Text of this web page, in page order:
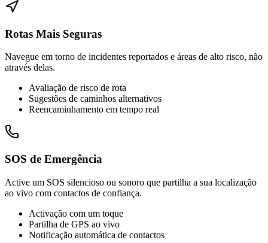
Rotas Mais Seguras
Navegue em torno de incidentes reportados e áreas de alto risco, não
através delas.
Avaliação de risco de rota
Sugestões de caminhos alternativos
Reencaminhamento em tempo real
SOS de Emergência
Active um SOS silencioso ou sonoro que partilha a sua localização
ao vivo com contactos de confiança.
Activação com um toque
Partilha de GPS ao vivo
Notificação automática de contactos